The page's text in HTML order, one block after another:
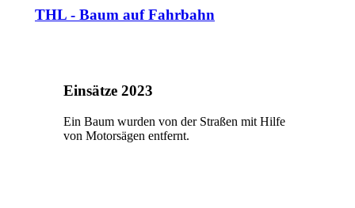
THL - Baum auf Fahrbahn
Einsätze 2023
Ein Baum wurden von der Straßen mit Hilfe
von Motorsägen entfernt.